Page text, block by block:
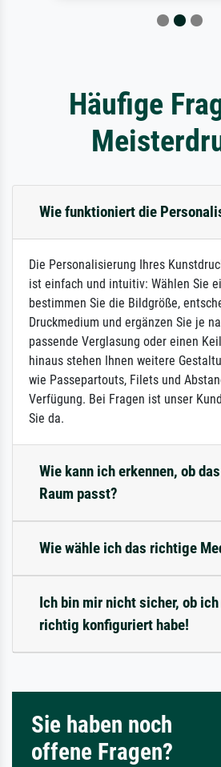
Häufige
Wie funktioniert die
Die Personalisierung Ihres
ist einfach und intuitiv: Wählen Sie
bestimmen Sie die Bildgröße,
Druckmedium und ergänzen Sie je
passende Verglasung oder einen
hinaus stehen Ihnen weitere
wie Passepartouts, Filets und
Verfügung. Bei Fragen ist unser
Sie da.
Wie kann ich erkennen, ob
Raum passt?
Wie wähle ich das richtige
Ich bin mir nicht sicher, ob
richtig konfiguriert habe!
Sie haben noch
offene Fragen?